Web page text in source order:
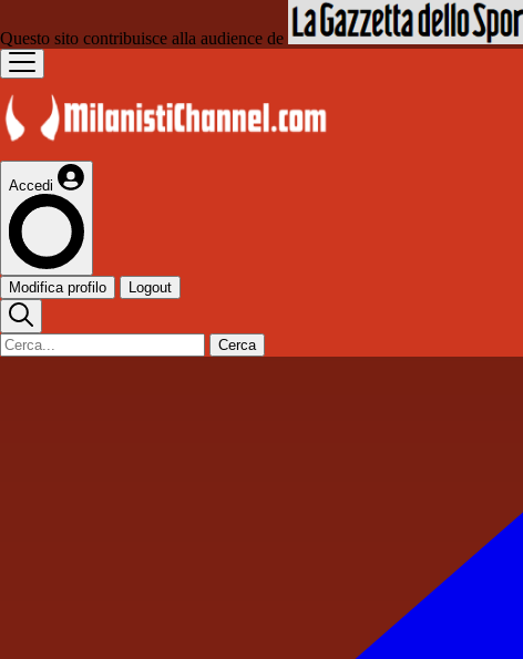
Questo sito contribuisce alla audience de
Accedi
Modifica profilo Logout
Cerca